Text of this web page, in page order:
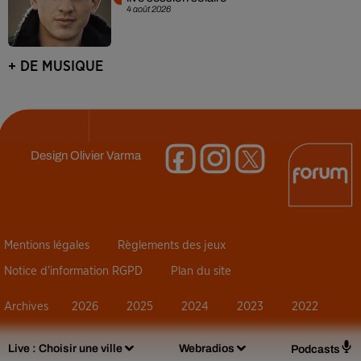
Live : Choisir une ville Webradios Podcasts
4 août 2026
+ DE MUSIQUE
DesignOlivier Varma
Mentions légales Règlements des jeux
Notice d’information RGPD Plan du site
Archives 2026 2025 2024 2023 2022